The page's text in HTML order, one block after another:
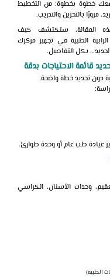
خطوة بخطوة: من التخطيط
مرورًا بالتخزين والتدريب.
المقالة، ستكتشف كيف
الطبيةفي تجهيز مركزك
بكل التفاصيل.
قائمة الاحتياجات بدقة
دون تحديد خطة واضحة.
عيادة طب عام أو وحدة طوارئ.
وحدات الأسنان، الكراسي
الطبية)